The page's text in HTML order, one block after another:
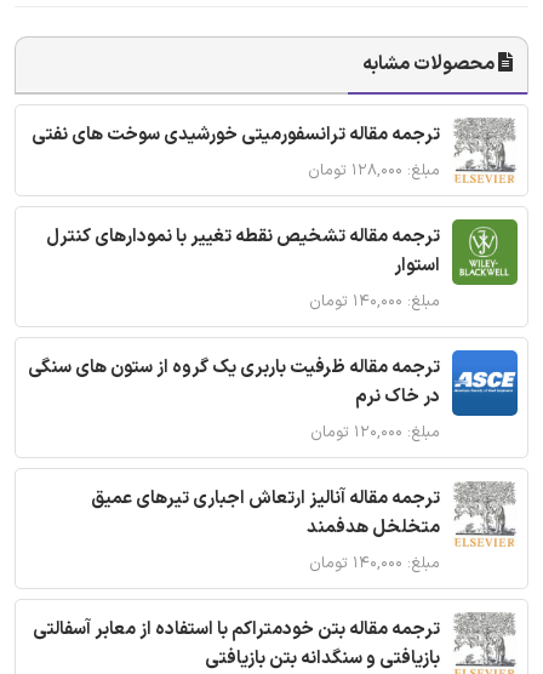
محصولات مشابه
ترجمه مقاله ترانسفورمیتی خورشیدی سوخت های نفتی
مبلغ: ۱۲۸,۰۰۰ تومان
ترجمه مقاله تشخیص نقطه تغییر با نمودارهای کنترل
استوار
مبلغ: ۱۴۰,۰۰۰ تومان
ترجمه مقاله ظرفیت باربری یک گروه از ستون های سنگی
در خاک نرم
مبلغ: ۱۲۰,۰۰۰ تومان
ترجمه مقاله آنالیز ارتعاش اجباری تیرهای عمیق
متخلخل هدفمند
مبلغ: ۱۴۰,۰۰۰ تومان
ترجمه مقاله بتن خودمتراکم با استفاده از معابر آسفالتی
بازیافتی و سنگدانه بتن بازیافتی